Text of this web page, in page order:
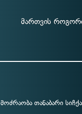
მართვის
მოძრაობა თანაბარი